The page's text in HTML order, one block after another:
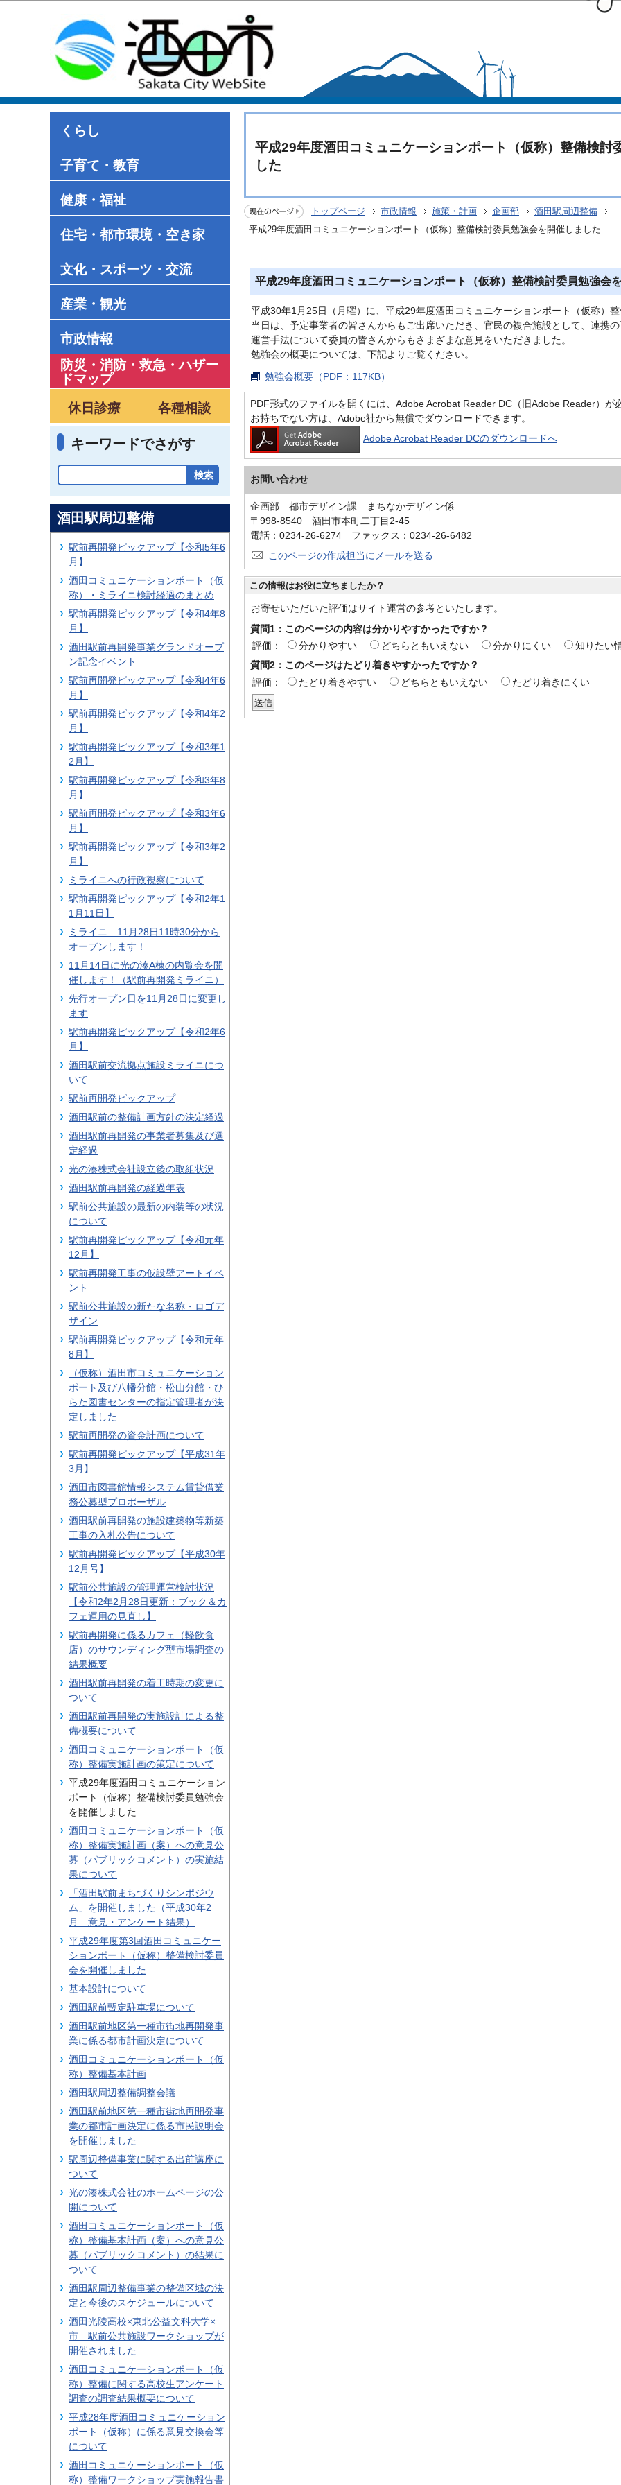
くらし
子育て・教育
健康・福祉
住宅・都市環境・空き家
文化・スポーツ・交流
産業・観光
市政情報
防災・消防・救急 ・ハザー
ドマップ
休日診療
各種相談
キーワードでさがす
平成29年度酒田コミュニケーションポート（仮称）整備検討
した
トップページ 市政情報 施策・計画 企画部
酒田駅周辺整備
平成29年度酒田コミュニケーションポート（仮称）整備検討委員勉強会を開催しました
平成29年度酒田コミュニケーションポート（仮称）整備検討委員勉強会
平成30年1月25日（月曜）に、平成29年度酒田コミュニケーションポート（仮称）整
当日は、予定事業者の皆さんからもご出席いただき、官民の複合施設として、連携
運営手法について委員の皆さんからもさまざまな意見をいただきました。
勉強会の概要については、下記よりご覧ください。
勉強会概要（PDF：117KB）
PDF形式のファイルを開くには、Adobe Acrobat Reader DC（旧Adobe Reader）が
お持ちでない方は、Adobe社から無償でダウンロードできます。
Adobe Acrobat Reader DCのダウンロードへ
お問い合わせ
企画部 都市デザイン課 まちなかデザイン係
〒998-8540 酒田市本町二丁目2-45
電話：0234-26-6274 ファックス：0234-26-6482
このページの作成担当にメールを送る
この情報はお役に立ちましたか？
お寄せいただいた評価はサイト運営の参考といたします。
質問1：このページの内容は分かりやすかったですか？
評価：
分かりやすい どちらともいえない 分かりにくい
知りたい
質問2：このページはたどり着きやすかったですか？
評価：
たどり着きやすい どちらともいえない たどり着きにくい
酒田駅周辺整備
駅前再開発ピックアップ【令和5年6
月】
酒田コミュニケーションポート（仮
称）・ミライニ検討経過のまとめ
駅前再開発ピックアップ【令和4年8
月】
酒田駅前再開発事業グランドオープ
ン記念イベント
駅前再開発ピックアップ【令和4年6
月】
駅前再開発ピックアップ【令和4年2
月】
駅前再開発ピックアップ【令和3年1
2月】
駅前再開発ピックアップ【令和3年8
月】
駅前再開発ピックアップ【令和3年6
月】
駅前再開発ピックアップ【令和3年2
月】
ミライニへの行政視察について
駅前再開発ピックアップ【令和2年1
1月11日】
ミライニ 11月28日11時30分から
オープンします！
11月14日に光の湊A棟の内覧会を開
催します！（駅前再開発ミライニ）
先行オープン日を11月28日に変更し
ます
駅前再開発ピックアップ【令和2年6
月】
酒田駅前交流拠点施設ミライニにつ
いて
駅前再開発ピックアップ
酒田駅前の整備計画方針の決定経過
酒田駅前再開発の事業者募集及び選
定経過
光の湊株式会社設立後の取組状況
酒田駅前再開発の経過年表
駅前公共施設の最新の内装等の状況
について
駅前再開発ピックアップ【令和元年
12月】
駅前再開発工事の仮設壁アートイベ
ント
駅前公共施設の新たな名称・ロゴデ
ザイン
駅前再開発ピックアップ【令和元年
8月】
（仮称）酒田市コミュニケーション
ポート及び八幡分館・松山分館・ひ
らた図書センターの指定管理者が決
定しました
駅前再開発の資金計画について
駅前再開発ピックアップ【平成31年
3月】
酒田市図書館情報システム賃貸借業
務公募型プロポーザル
酒田駅前再開発の施設建築物等新築
工事の入札公告について
駅前再開発ピックアップ【平成30年
12月号】
駅前公共施設の管理運営検討状況
【令和2年2月28日更新：ブック＆カ
フェ運用の見直し】
駅前再開発に係るカフェ（軽飲食
店）のサウンディング型市場調査の
結果概要
酒田駅前再開発の着工時期の変更に
ついて
酒田駅前再開発の実施設計による整
備概要について
酒田コミュニケーションポート（仮
称）整備実施計画の策定について
平成29年度酒田コミュニケーション
ポート（仮称）整備検討委員勉強会
を開催しました
酒田コミュニケーションポート（仮
称）整備実施計画（案）への意見公
募（パブリックコメント）の実施結
果について
「酒田駅前まちづくりシンポジウ
ム」を開催しました（平成30年2
月 意見・アンケート結果）
平成29年度第3回酒田コミュニケー
ションポート（仮称）整備検討委員
会を開催しました
基本設計について
酒田駅前暫定駐車場について
酒田駅前地区第一種市街地再開発事
業に係る都市計画決定について
酒田コミュニケーションポート（仮
称）整備基本計画
酒田駅周辺整備調整会議
酒田駅前地区第一種市街地再開発事
業の都市計画決定に係る市民説明会
を開催しました
駅周辺整備事業に関する出前講座に
ついて
光の湊株式会社のホームページの公
開について
酒田コミュニケーションポート（仮
称）整備基本計画（案）への意見公
募（パブリックコメント）の結果に
ついて
酒田駅周辺整備事業の整備区域の決
定と今後のスケジュールについて
酒田光陵高校×東北公益文科大学×
市 駅前公共施設ワークショップが
開催されました
酒田コミュニケーションポート（仮
称）整備に関する高校生アンケート
調査の調査結果概要について
平成28年度酒田コミュニケーション
ポート（仮称）に係る意見交換会等
について
酒田コミュニケーションポート（仮
称）整備ワークショップ実施報告書